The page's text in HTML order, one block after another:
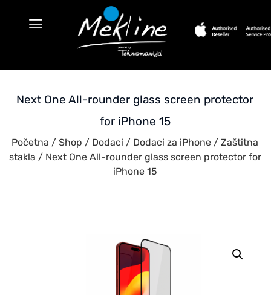
Next One All-rounder glass screen protector
for iPhone 15
Početna / Shop / Dodaci / Dodaci za iPhone / Zaštitna
stakla / Next One All-rounder glass screen protector for
iPhone 15